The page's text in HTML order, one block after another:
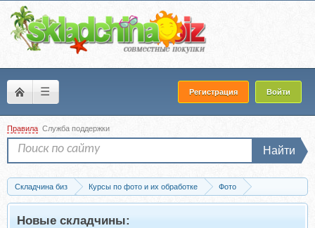
☰ Регистрация Войти
Правила Служба поддержки
Найти
Складчина биз Курсы по фото и их обработке
Фото
Пресеты для фото
Скачать [Meadow and Ash] Newborn пресеты. Earthen
Новые складчины: